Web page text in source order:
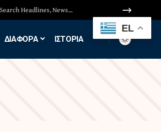
ΔΙΑΦΟΡΑ ΙΣΤΟΡΙΑ
EL